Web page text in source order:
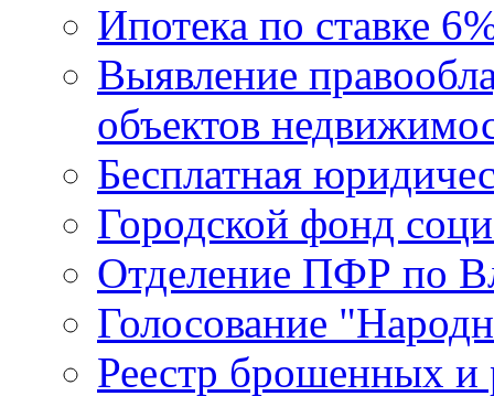
Ипотека по ставке
Выявление
объектов
Бесплатная
Городской фонд
Отделение ПФР по
Голосование
Реестр брошенных и